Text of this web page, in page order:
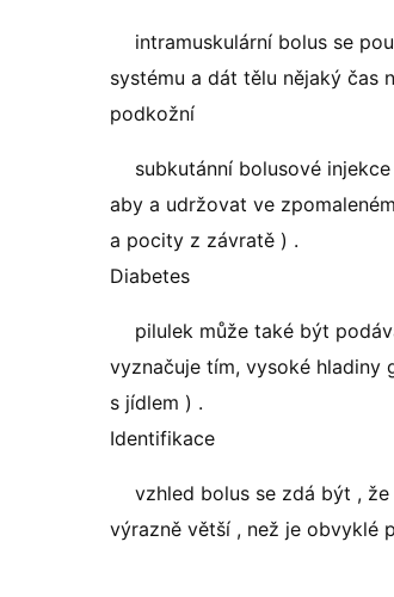
intramuskulární bolus se
systému a dát tělu nějaký čas
podkožní
subkutánní bolusové
aby a udržovat ve
a pocity z závratě ) .
Diabetes
pilulek může také být
vyznačuje tím, vysoké hladiny
s jídlem ) .
Identifikace
vzhled bolus se zdá být ,
výrazně větší , než je obvyklé